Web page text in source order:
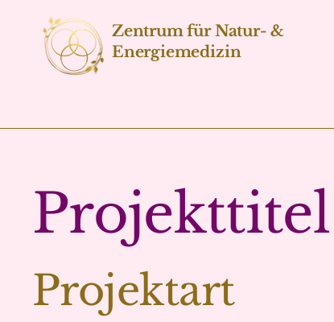
Zentrum für Natur- &
Energiemedizin
Projekttitel
Projektart